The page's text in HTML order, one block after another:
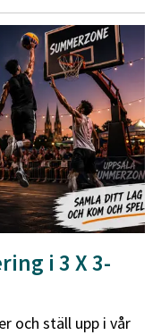
i 3 X 3-
och ställ upp i vår